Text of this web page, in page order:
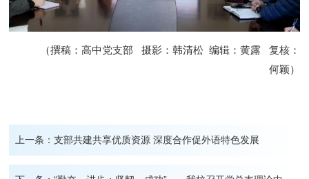
（撰稿：高中党支部 摄影：韩清松 编辑：黄露 复核：
何颖）
上一条： 支部共建共享优质资源 深度合作促外语特色发展